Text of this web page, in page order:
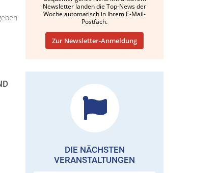
Newsletter landen die Top-News der
Woche automatisch in Ihrem E-Mail-
Postfach.
Zur Newsletter-Anmeldung
DIE NÄCHSTEN
VERANSTALTUNGEN